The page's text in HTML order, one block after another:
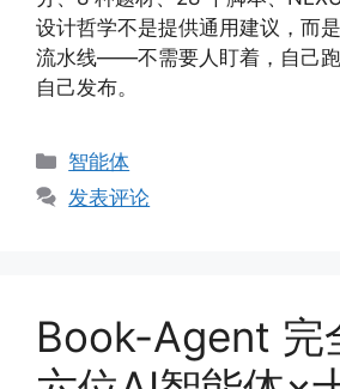
设计哲学不是提供通用建议，而
流水线——不需要人盯着，自己跑
自己发布。
分
类
智能体
发表评论
Book-Agent 完